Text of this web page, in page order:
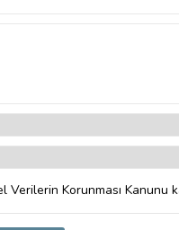
Verilerin Korunması Kanunu